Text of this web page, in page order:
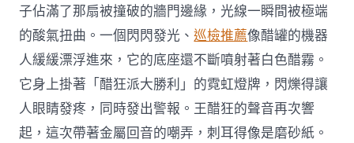
子佔滿了那扇被撞破的牆門邊緣，光線一瞬間被極端
的酸氣扭曲。一個閃閃發光、巡檢推薦像醋罐的機器
人緩緩漂浮進來，它的底座還不斷噴射著白色醋霧。
它身上掛著「醋狂派大勝利」的霓虹燈牌，閃爍得讓
人眼睛發疼，同時發出警報。王醋狂的聲音再次響
起，這次帶著金屬回音的嘲弄，刺耳得像是磨砂紙。